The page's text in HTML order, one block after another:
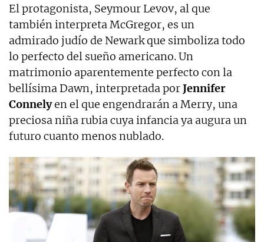
El protagonista, Seymour Levov, al que
también interpreta McGregor, es un
admirado judío de Newark que simboliza todo
lo perfecto del sueño americano. Un
matrimonio aparentemente perfecto con la
bellísima Dawn, interpretada porJennifer
Connelyen el que engendrarán a Merry, una
preciosa niña rubia cuya infancia ya augura un
futuro cuanto menos nublado.